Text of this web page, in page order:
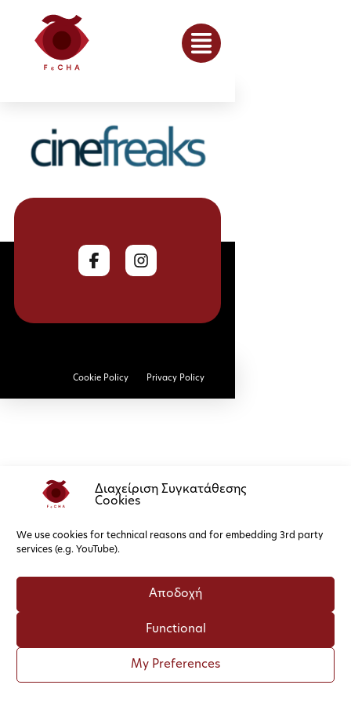
Διαχείριση Συγκατάθεσης
Cookies
We use cookies for technical reasons and for embedding 3rd party
services (e.g. YouTube).
Αποδοχή
Functional
My Preferences
Cookie Policy Privacy Policy